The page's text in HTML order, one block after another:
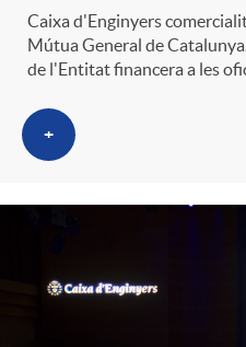
Caixa d'Enginyers
Mútua General de
de l'Entitat financera a les
+